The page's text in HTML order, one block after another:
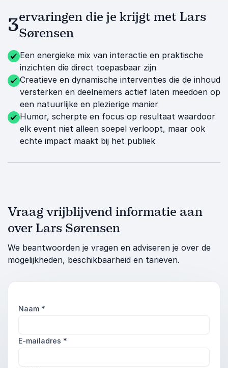
3ervaringen die je krijgt met Lars
Sørensen
Een energieke mix van interactie en praktische
inzichten die direct toepasbaar zijn
Creatieve en dynamische interventies die de inhoud
versterken en deelnemers actief laten meedoen op
een natuurlijke en plezierige manier
Humor, scherpte en focus op resultaat waardoor
elk event niet alleen soepel verloopt, maar ook
echte impact maakt bij het publiek
Vraag vrijblijvend informatie aan
over Lars Sørensen
We beantwoorden je vragen en adviseren je over de
mogelijkheden, beschikbaarheid en tarieven.
Naam *
E-mailadres *